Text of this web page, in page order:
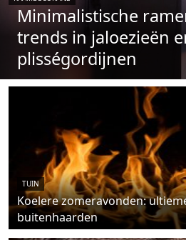
Minimalistische
trends in jaloezieën
plisségordijnen
TUIN
Koelere zomeravonden:
buitenhaarden